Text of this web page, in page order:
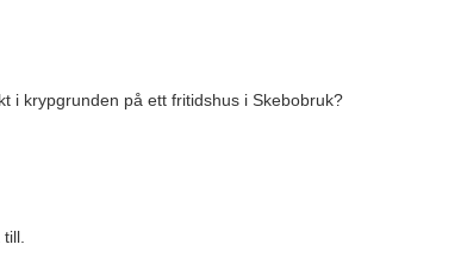
i krypgrunden på ett fritidshus i Skebobruk?